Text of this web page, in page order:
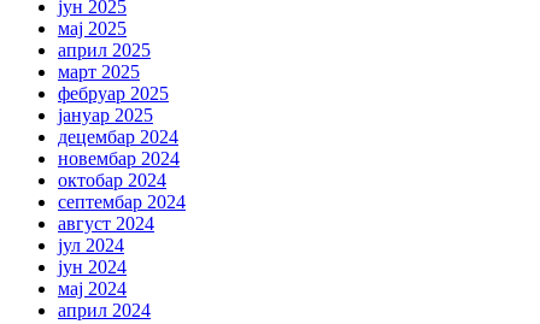
јун 2025
мај 2025
април 2025
март 2025
фебруар 2025
јануар 2025
децембар 2024
новембар 2024
октобар 2024
септембар 2024
август 2024
јул 2024
јун 2024
мај 2024
април 2024